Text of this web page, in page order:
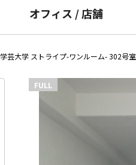
オフィス /店舗
学芸大学 ストライプ-ワンルーム- 302号室
FULL